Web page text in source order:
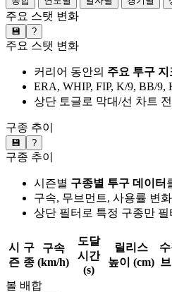
주요 스탯 변화
💾 ?
주요 스탯 변화
커리어 동안의 주요 투구 지
ERA, WHIP, FIP, K/9, BB/9,
상단 토글로 막대/선 차트
구종 추이
💾 ?
구종 추이
시즌별 구종별 투구 데이터
구속, 무브먼트, 사용률 변
상단 필터로 특정 구종만 필
시
즌
구
종
구속
(km/h)
도달
시간
(s)
릴리스
높이 (cm)
볼 배합